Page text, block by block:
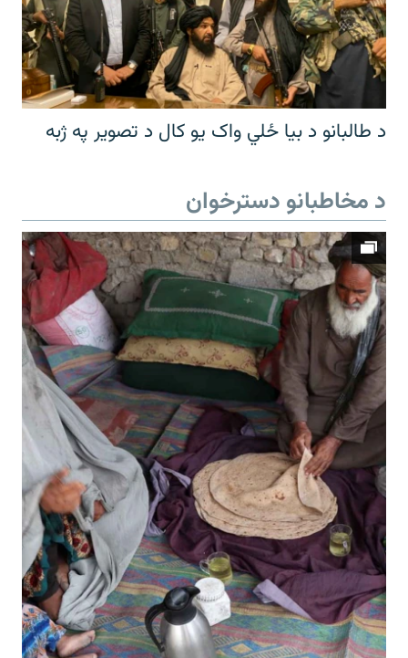
د طالبانو د بیا ځلي واک یو کال د تصویر په ژبه
د مخاطبانو دسترخوان